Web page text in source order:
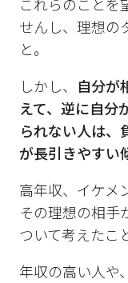
これらのことを
せんし、理想の
と。
しかし、
自分が
えて、逆に自分
られない人は、
が長引きやすい
高年収、イケメ
その理想の相手
ついて考えたこ
年収の高い人や